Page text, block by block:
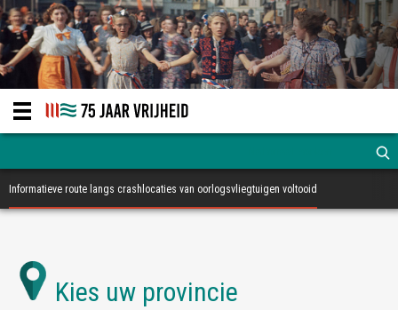
Informatieve route langs crashlocaties van oorlogsvliegtuigen voltooid